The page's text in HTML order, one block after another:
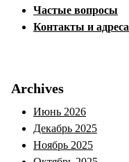
Частые вопросы
Контакты и адреса
Archives
Июнь 2026
Декабрь 2025
Ноябрь 2025